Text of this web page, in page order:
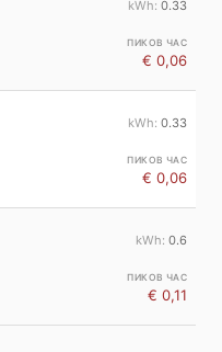
0.33
€ 0,06
0.33
€ 0,06
0.6
€ 0,11